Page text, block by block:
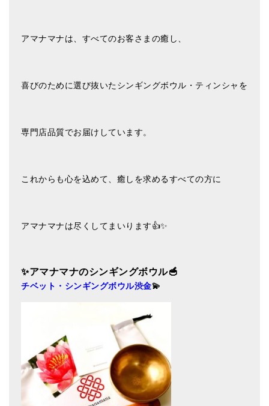
アマナマナは、すべてのお客さまの癒し、
喜びのために選び抜いたシンギングボウル・ティンシャを
専門店品質でお届けしています。
これからも心を込めて、癒しを求めるすべての方に
アマナマナは尽くしてまいります👍✨
✨アマナマナのシンギングボウル🥣
チベット・シンギングボウル渋金💫